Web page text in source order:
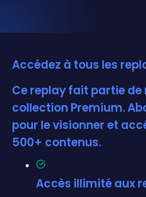
Accédez à tous les
Ce replay fait partie de
collection Premium.
pour le visionner et
500+ contenus.
Accès illimité aux